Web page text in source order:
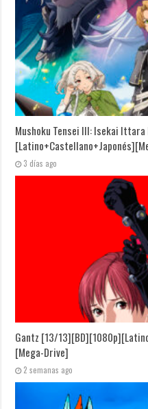
Mushoku Tensei III: Isekai
3 días ago
Gantz [13/
[Mega-Drive]
2 semanas ago